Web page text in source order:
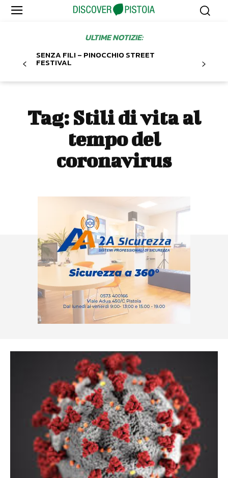
ULTIME NOTIZIE:
SENZA FILI – PINOCCHIO STREET
FESTIVAL
Tag: Stili di vita al
tempo del
coronavirus